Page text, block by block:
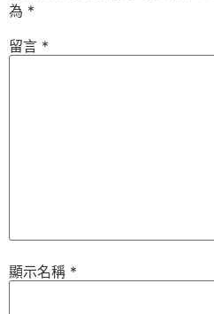
為 *
留言 *
顯示名稱 *